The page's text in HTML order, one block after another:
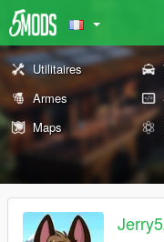
Utilitaires
Armes
Maps